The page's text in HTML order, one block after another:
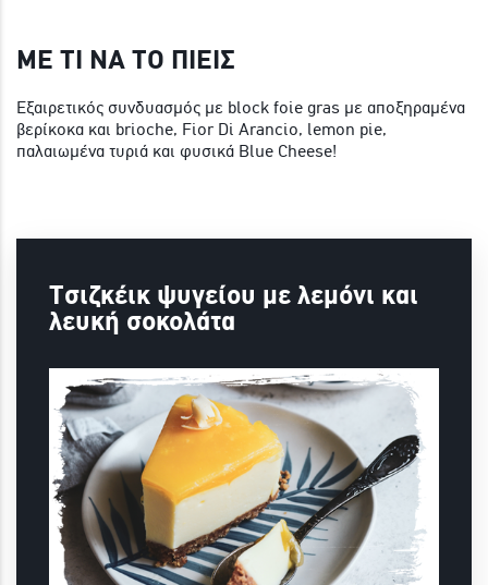
ΜΕ ΤΙ ΝΑ ΤΟ ΠΙΕΙΣ
Εξαιρετικός συνδυασμός με block foie gras με αποξηραμένα
βερίκοκα και brioche, Fior Di Arancio, lemon pie,
παλαιωμένα τυριά και φυσικά Blue Cheese!
Τσιζκέικ ψυγείου με λεμόνι και
λευκή σοκολάτα